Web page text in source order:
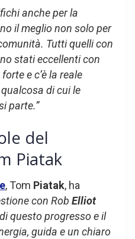
anche per la
il meglio non solo per
Tutti quelli con
stati eccellenti con
e c’è la reale
di cui le
parte.”
del
Piatak
, Tom Piatak, ha
con Rob Elliot
questo progresso e il
guida e un chiaro